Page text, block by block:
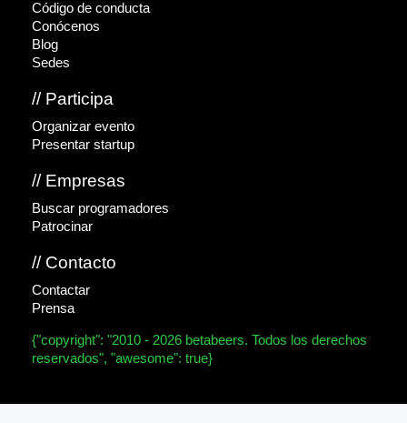
Código de conducta
Conócenos
Blog
Sedes
// Participa
Organizar evento
Presentar startup
// Empresas
Buscar programadores
Patrocinar
// Contacto
Contactar
Prensa
{"copyright": "2010 - 2026 betabeers. Todos los derechos
reservados", "awesome": true}